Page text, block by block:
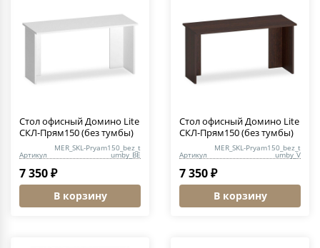
Стол офисный Домино Lite
СКЛ-Прям150 (без тумбы)
Артикул
MER_SKL-Pryam150_bez_t
umby_BE
7 350 ₽
В корзину
Стол офисный Домино Lite
СКЛ-Прям150 (без тумбы)
Артикул
MER_SKL-Pryam150_bez_t
umby_V
7 350 ₽
В корзину